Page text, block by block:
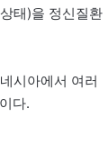
태)을 정신질환
시아에서 여러
다.